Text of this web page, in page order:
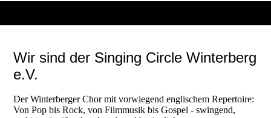
Wir sind der Singing Circle Winterberg
e.V.
Der Winterberger Chor mit vorwiegend englischem Repertoire:
Von Pop bis Rock, von Filmmusik bis Gospel - swingend,